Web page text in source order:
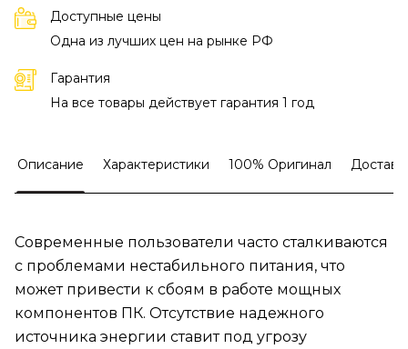
Доступные цены
Одна из лучших цен на рынке РФ
Гарантия
На все товары действует гарантия 1 год
Описание Характеристики 100% Оригинал
Современные пользователи часто сталкиваются
с проблемами нестабильного питания, что
может привести к сбоям в работе мощных
компонентов ПК. Отсутствие надежного
источника энергии ставит под угрозу